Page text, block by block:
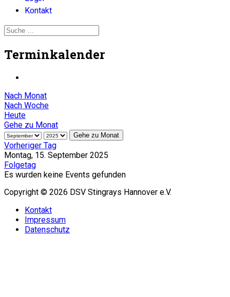
Kontakt
Terminkalender
Nach Monat
Nach Woche
Heute
Gehe zu Monat
Gehe zu Monat
Vorheriger Tag
Montag, 15. September 2025
Folgetag
Es wurden keine Events gefunden
Copyright © 2026 DSV Stingrays Hannover e.V.
Kontakt
Impressum
Datenschutz